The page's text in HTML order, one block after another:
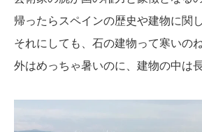
帰ったらスペインの歴史や建物に関
それにしても、石の建物って寒いのね
外はめっちゃ暑いのに、建物の中は